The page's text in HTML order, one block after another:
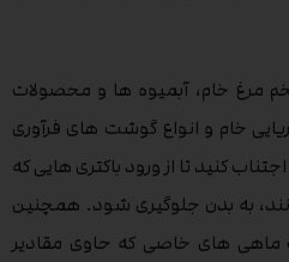
مرغ خام، آبمیوه ها و محصولات
خام و انواع گوشت های فرآوری
کنید تا از ورود باکتری هایی که
به بدن جلوگیری شود. همچنین
ماهی های خاصی که حاوی مقادیر